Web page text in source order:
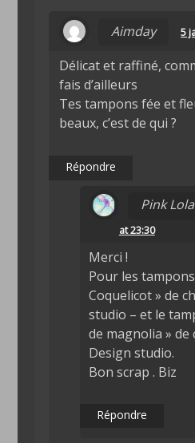
Aimday 5
Délicat et raffiné,
fais d’ailleurs
Tes tampons fée et
beaux, c’est de qui ?
Répondre
Pink Lola
at 23:30
Merci !
Pour les
Coquelicot » de
studio – et le
de magnolia » de
Design studio.
Bon scrap . Biz
Répondre